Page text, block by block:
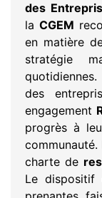
des
la CGEM
en matière
stratégie
des
engagement
progrès à
charte de
Le dispositif